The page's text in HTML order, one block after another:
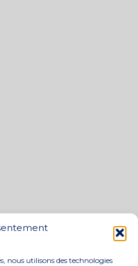
nous utilisons des technologies